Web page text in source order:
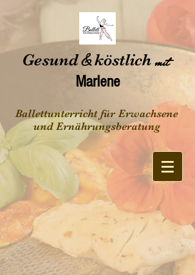
Gesund&köstlichmit
Marlene
Ballettunterricht für Erwachsene
und Ernährungsberatung